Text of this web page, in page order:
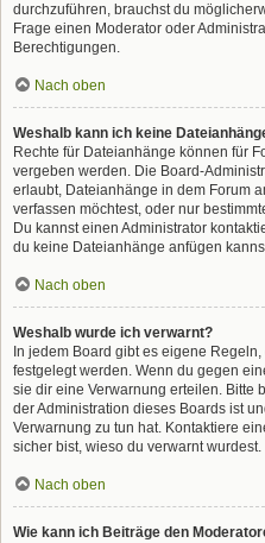
durchzuführen, brauchst du
Frage einen Moderator oder
Berechtigungen.
Nach oben
Weshalb kann ich keine
Rechte für Dateianhänge können für
vergeben werden. Die Board-
erlaubt, Dateianhänge in dem Forum
verfassen möchtest, oder nur
Du kannst einen Administrator
du keine Dateianhänge anfügen
Nach oben
Weshalb wurde ich verwarnt?
In jedem Board gibt es eigene
festgelegt werden. Wenn du gegen
sie dir eine Verwarnung erteilen. Bitte
der Administration dieses Boards ist
Verwarnung zu tun hat. Kontaktiere
sicher bist, wieso du verwarnt wurdest.
Nach oben
Wie kann ich Beiträge den